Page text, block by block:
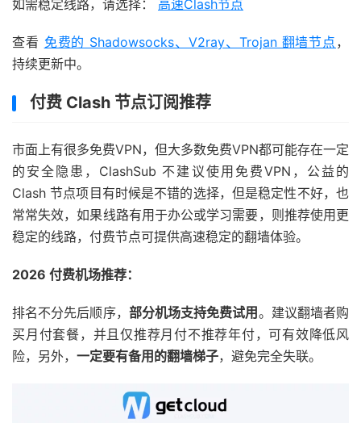
如需稳定线路，请选择： 高速Clash节点
查看 免费的 Shadowsocks、V2ray、Trojan 翻墙节点 ，
持续更新中。
付费 Clash 节点订阅推荐
市面上有很多免费VPN，但大多数免费VPN都可能存在一定
的安全隐患，ClashSub 不建议使用免费VPN，公益的
Clash 节点项目有时候是不错的选择，但是稳定性不好，也
常常失效，如果线路有用于办公或学习需要，则推荐使用更
稳定的线路，付费节点可提供高速稳定的翻墙体验。
2026 付费机场推荐：
排名不分先后顺序， 部分机场支持免费试用 。建议翻墙者购
买月付套餐，并且仅推荐月付不推荐年付，可有效降低风
险，另外， 一定要有备用的翻墙梯子，避免完全失联。